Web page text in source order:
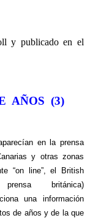
y publicado en el
AÑOS (3)
en la prensa
y otras zonas
“on line”, el British
británica)
una información
de años y de la que